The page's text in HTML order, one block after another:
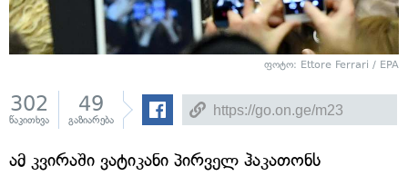
ფოტო: Ettore Ferrari / EPA
302
წაკითხვა
49
გაზიარება
ამ კვირაში ვატიკანი პირველ ჰაკათონს